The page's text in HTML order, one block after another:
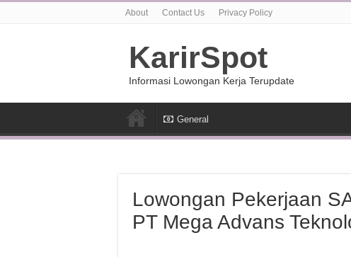
About Contact Us Privacy Policy
KarirSpot
Informasi Lowongan Kerja Terupdate
General
Lowongan Pekerjaan
PT Mega Advans